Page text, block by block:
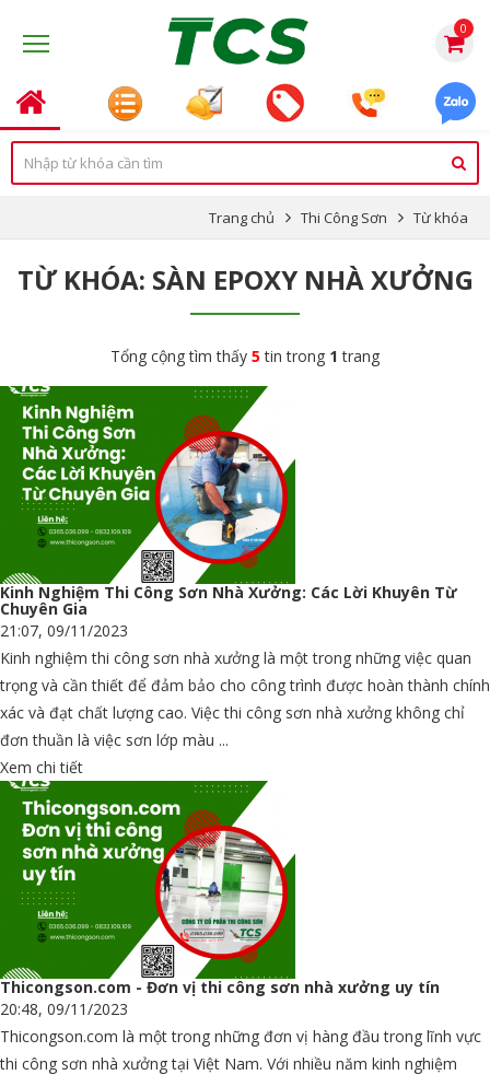
0
Trang chủ Thi Công Sơn Từ khóa
TỪ KHÓA: SÀN EPOXY NHÀ XƯỞNG
Tổng cộng tìm thấy 5tin trong 1 trang
Kinh Nghiệm Thi Công Sơn Nhà Xưởng: Các Lời Khuyên Từ
Chuyên Gia
21:07, 09/11/2023
Kinh nghiệm thi công sơn nhà xưởng là một trong những việc quan
trọng và cần thiết để đảm bảo cho công trình được hoàn thành chính
xác và đạt chất lượng cao. Việc thi công sơn nhà xưởng không chỉ
đơn thuần là việc sơn lớp màu ...
Xem chi tiết
Thicongson.com - Đơn vị thi công sơn nhà xưởng uy tín
20:48, 09/11/2023
Thicongson.com là một trong những đơn vị hàng đầu trong lĩnh vực
thi công sơn nhà xưởng tại Việt Nam. Với nhiều năm kinh nghiệm